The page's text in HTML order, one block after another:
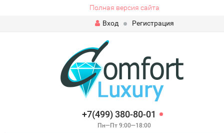
Полная версия сайта
Вход
Регистрация
+7(499) 380-80-01
Пн—Пт 9:00—18:00